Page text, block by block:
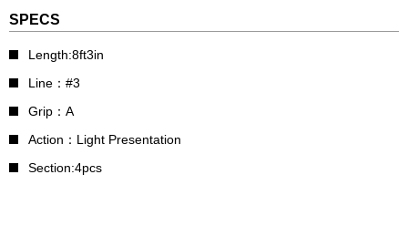
SPECS
Length:8ft3in
Line：#3
Grip：A
Action：Light Presentation
Section:4pcs